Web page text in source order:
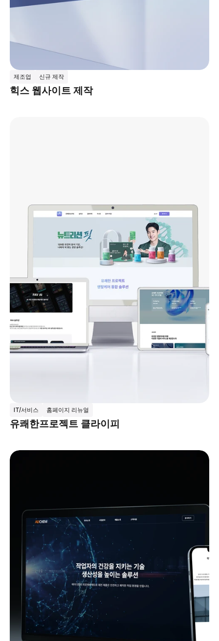
제조업 신규 제작
힉스 웹사이트 제작
IT/서비스 홈페이지 리뉴얼
유쾌한프로젝트 클라이피